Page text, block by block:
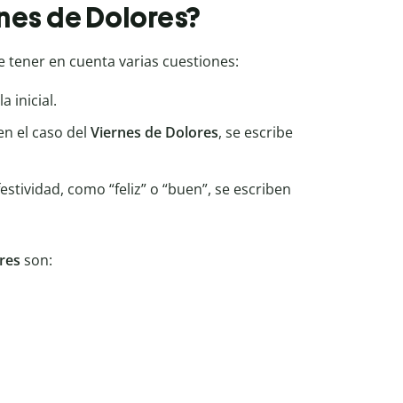
de Dolores?
tener en cuenta varias cuestiones:
inicial.
el caso del Viernes de Dolores, se escribe
como “feliz” o “buen”, se escriben
son: